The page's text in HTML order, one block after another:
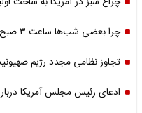
چرا بعضی شب‌ها ساعت ۳ صبح بیدار می‌شویم؟
تجاوز نظامی مجدد رژیم
ادعای رئیس مجلس آمریکا